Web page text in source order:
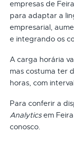
empresas de
para adaptar a
empresarial,
e integrando os
A carga horária
mas costuma ter
horas, com
Para conferir a
Analyticsem
conosco.